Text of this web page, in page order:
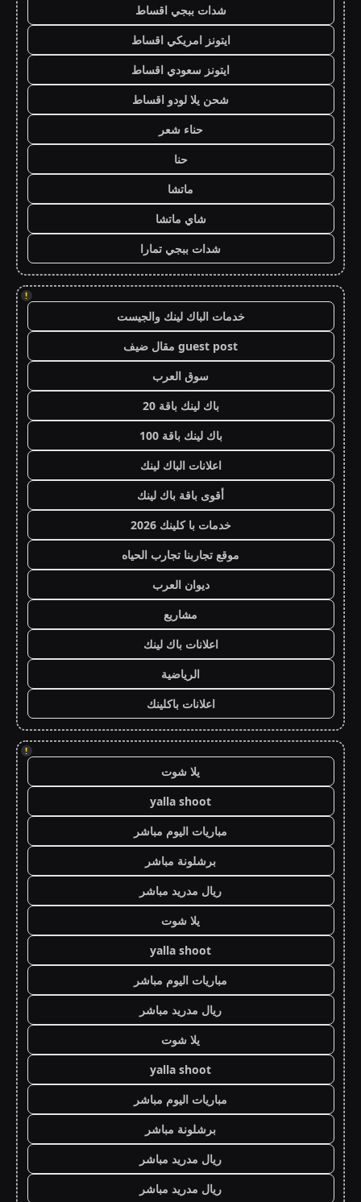
شدات ببجي اقساط
ايتونز امريكي اقساط
ايتونز سعودي اقساط
شحن يلا لودو اقساط
حناء شعر
حنا
ماتشا
شاي ماتشا
شدات ببجي تمارا
!
خدمات الباك لينك والجيست
guest post مقال ضيف
سوق العرب
باك لينك باقة 20
باك لينك باقة 100
اعلانات الباك لينك
أقوى باقة باك لينك
خدمات با كلينك 2026
موقع تجاربنا تجارب الحياه
ديوان العرب
مشاريع
اعلانات باك لينك
الرياضية
اعلانات باكلينك
!
يلا شوت
yalla shoot
مباريات اليوم مباشر
برشلونة مباشر
ريال مدريد مباشر
يلا شوت
yalla shoot
مباريات اليوم مباشر
ريال مدريد مباشر
يلا شوت
yalla shoot
مباريات اليوم مباشر
برشلونة مباشر
ريال مدريد مباشر
ريال مدريد مباشر